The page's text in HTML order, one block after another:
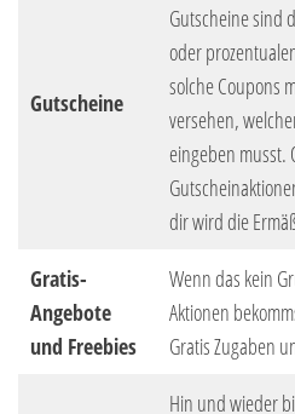
Gutscheine
Gutscheine sind
oder
solche Coupons
versehen,
eingeben musst.
dir wird die
Gratis-
Angebote
und Freebies
Wenn das kein
Aktionen
Gratis Zugaben
Hin und wieder